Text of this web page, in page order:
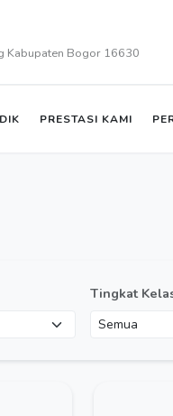
Kabupaten Bogor 16630
PRESTASI KAMI
Tingkat